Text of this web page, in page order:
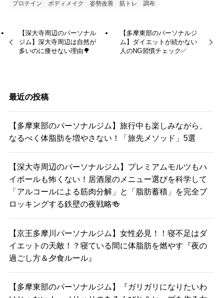
プロテイン ボディメイク 姿勢改善 筋トレ 調布
【深大寺周辺のパーソナル
ジム】深大寺周辺は自然が
多いのに痩せない理由🌳
【多摩東部のパーソナルジ
ム】ダイエットが続かない
人のNG習慣チェック✅
最近の投稿
【多摩東部のパーソナルジム】旅行中も楽しみながら、
なるべく体脂肪を増やさない！「旅先メソッド」5選
【深大寺周辺のパーソナルジム】プレミアムモルツもハ
イボールも怖くない！居酒屋のメニュー選びを科学して
「アルコールによる筋肉分解」と「脂肪蓄積」を完全ブ
ロッキングする鉄壁の夜戦略🍻
【京王多摩川パーソナルジム】女性必見！！寝不足はダ
イエットの天敵！？寝ている間に体脂肪を燃やす『夜の
過ごし方＆夕食ルール』
【多摩東部のパーソナルジム】『ガリガリになりたいわ